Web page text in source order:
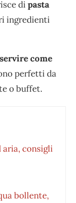
dipasta
ingredienti
servire come
perfetti da
o buffet.
consigli
bollente,